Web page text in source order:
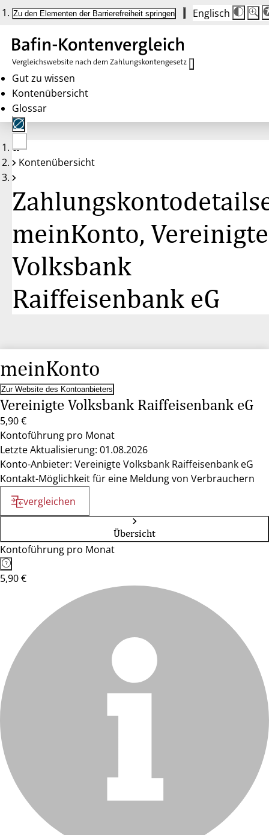
Zu den Elementen der Barrierefreiheit springen Englisch
Die
auf
100
100
Gut zu wissen
Kontenübersicht
Glossar
Keine
Konten
Kontenübersicht
meinKonto, Vereinigte
Volksbank
Raiffeisenbank eG
meinKonto
Zur Website des Kontoanbieters
Vereinigte Volksbank Raiffeisenbank eG
5,90 €
Kontoführung pro Monat
Letzte Aktualisierung: 01.08.2026
Konto-Anbieter: Vereinigte Volksbank Raiffeisenbank eG
Kontakt-Möglichkeit für eine Meldung von Verbrauchern
vergleichen
Übersicht
Kontoführung pro Monat
5,90 €